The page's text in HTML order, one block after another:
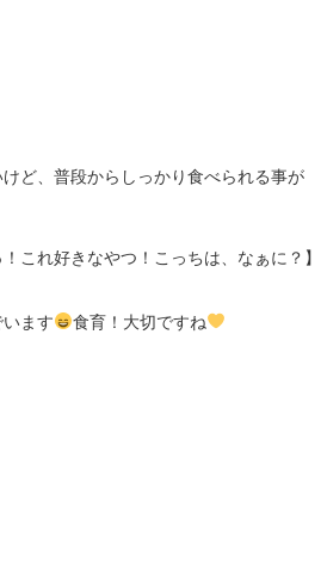
ど、普段からしっかり食べられる事が
これ好きなやつ！こっちは、なぁに？】
ます 食育！大切ですね